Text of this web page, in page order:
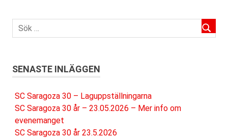
SENASTE INLÄGGEN
SC Saragoza 30 – Laguppställningarna
SC Saragoza 30 år – 23.05.2026 – Mer info om
evenemanget
SC Saragoza 30 år 23.5.2026